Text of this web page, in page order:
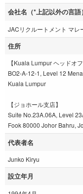
会社名（*上記以外の言語）
JACリクルートメント マレ
住所
【Kuala Lumpur ヘッドオフ
BO2-A-12-1, Level 12
Kuala Lumpur
【ジョホール支店】
Suite No.23A.06A, Level
Fook 80000 Johor Bahru,
代表者名
Junko Kiryu
設立年月